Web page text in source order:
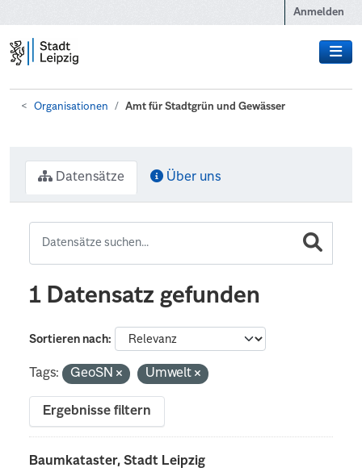
Anmelden
Organisationen Amt für Stadtgrün und Gewässer
Datensätze Über uns
1 Datensatz gefunden
Sortieren nach
Tags: GeoSN Umwelt
Ergebnisse filtern
Baumkataster, Stadt Leipzig